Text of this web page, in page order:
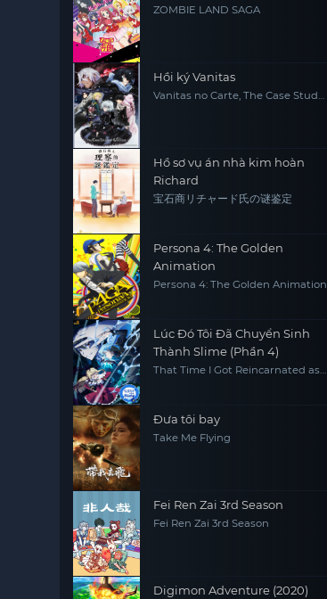
ZOMBIE LAND SAGA
Hồi ký Vanitas
Vanitas no Carte, The Case Study
Hồ sơ vụ án nhà kim hoàn
Richard
宝石商リチャード氏の谜鉴定
Persona 4: The Golden
Animation
Persona 4: The Golden Animation
Lúc Đó Tôi Đã Chuyển Sinh
Thành Slime (Phần 4)
That Time I Got Reincarnated as
Đưa tôi bay
Take Me Flying
Fei Ren Zai 3rd Season
Fei Ren Zai 3rd Season
Digimon Adventure (2020)